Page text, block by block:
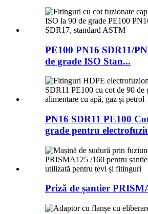
PE100 PN16 SDR11/
de grade ISO Stan...
PN16 SDR11 PE100
grade pentru
Priză de șantier